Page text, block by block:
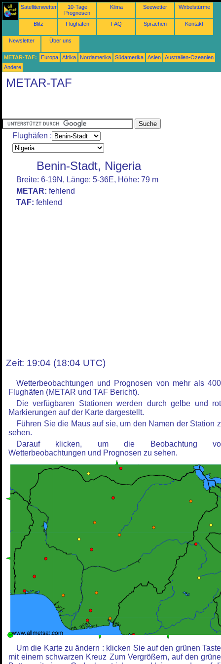
Satellitenwetter
10-Tage
Prognosen
Klima Seewetter Wirbelstürme
Blitz Flughäfen FAQ Sprachen Kontakt
Newsletter Über uns
METAR-TAF: Europa Afrika Nordamerika Südamerika Asien
Australien-Ozeanien
Andere
METAR-TAF
Flughäfen :
Benin-Stadt, Nigeria
Breite: 6-19N, Länge: 5-36E, Höhe: 79 m
METAR: fehlend
TAF: fehlend
Zeit: 19:04 (18:04 UTC)
Wetterbeobachtungen und Prognosen von mehr als
Flughäfen (METAR und TAF Bericht).
Die verfügbaren Stationen werden durch gelbe und
Markierungen auf der Karte dargestellt.
Führen Sie die Maus auf sie, um den Namen der Station
sehen.
Darauf klicken, um die Beobachtung
Wetterbeobachtungen und Prognosen zu sehen.
Um die Karte zu ändern : klicken Sie auf den grünen
mit einem schwarzen Kreuz Zum Vergrößern, auf den